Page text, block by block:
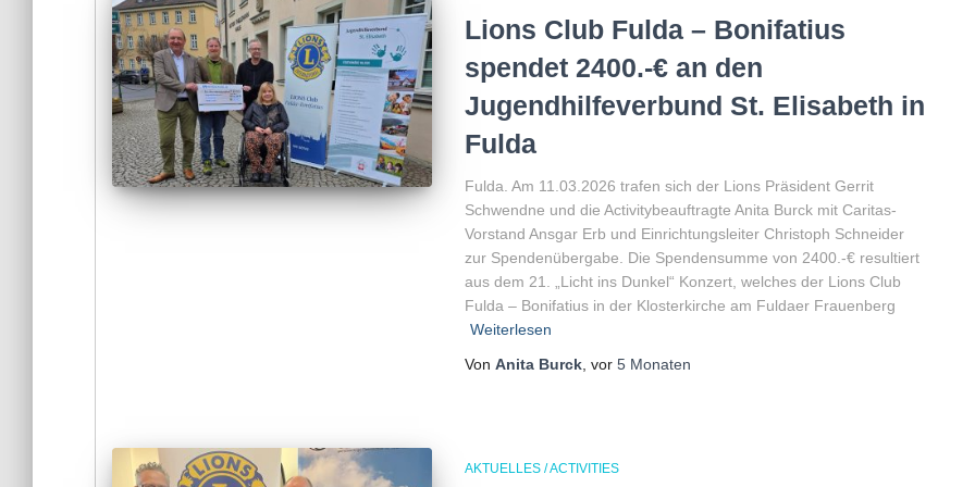
Lions Club Fulda – Bonifatius
spendet 2400.-€ an den
Jugendhilfeverbund St. Elisabeth in
Fulda
Fulda. Am 11.03.2026 trafen sich der Lions Präsident Gerrit
Schwendne und die Activitybeauftragte Anita Burck mit Caritas-
Vorstand Ansgar Erb und Einrichtungsleiter Christoph Schneider
zur Spendenübergabe. Die Spendensumme von 2400.-€ resultiert
aus dem 21. „Licht ins Dunkel“ Konzert, welches der Lions Club
Fulda – Bonifatius in der Klosterkirche am Fuldaer Frauenberg
Weiterlesen
VonAnita Burck , vor5 Monaten
AKTUELLES / ACTIVITIES